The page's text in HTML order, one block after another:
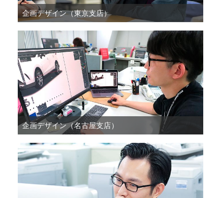
企画デザイン（東京支店）
企画デザイン（名古屋支店）